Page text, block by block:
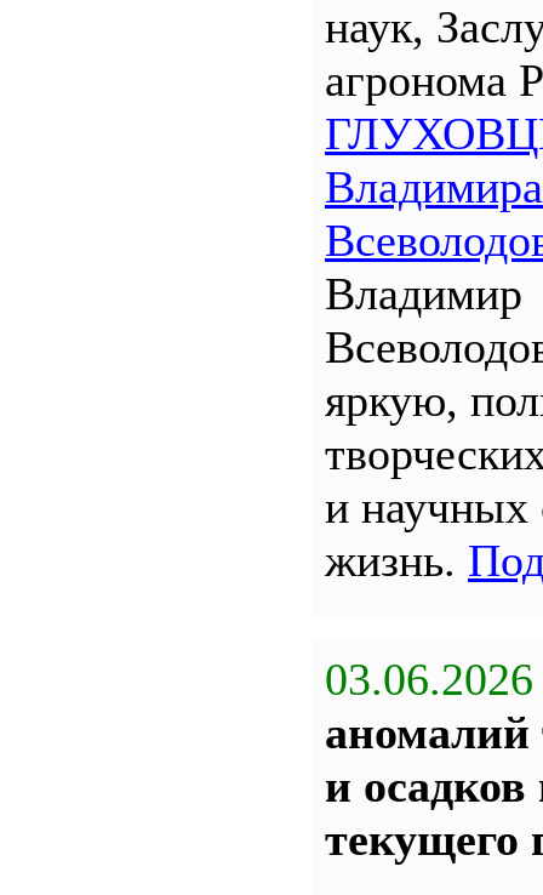
наук,
агронома
Владимира
Владимир
яркую,
и научных
жизнь.
03.06.2026
аномалий
и
текущего